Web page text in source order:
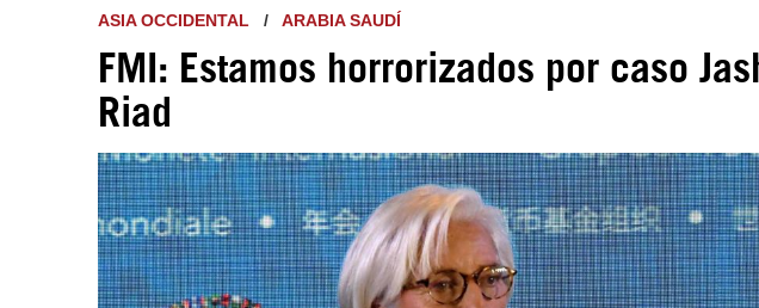
http://twitter.com/nexo_latino
https://urmedium.com/c/hispantv
Instagram como: hispan_tv
ASIA OCCIDENTAL / ARABIA SAUDÍ
FMI: Estamos horrorizados por caso
Riad